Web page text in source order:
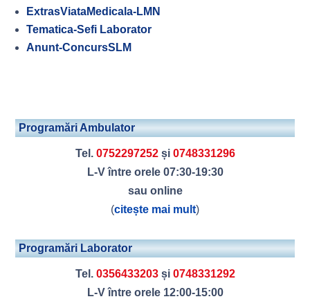
ExtrasViataMedicala-LMN
Tematica-Sefi Laborator
Anunt-ConcursSLM
Programări Ambulator
Tel. 0752297252și 0748331296
L-V între orele 07:30-19:30
sau online
(citește mai mult)
Programări Laborator
Tel. 0356433203și 0748331292
L-V între orele 12:00-15:00